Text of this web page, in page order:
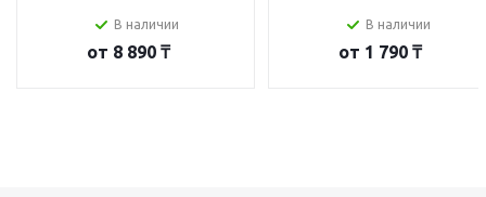
В наличии
от 8 890 ₸
В наличии
от 1 790 ₸